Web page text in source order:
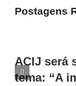
Postagens
ACIJ será
tema: “A